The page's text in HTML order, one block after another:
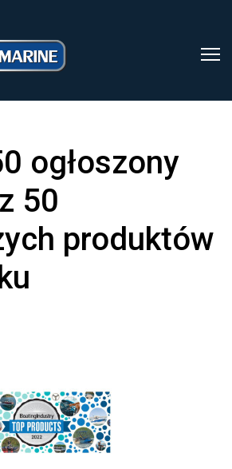
ogłoszony
50
produktów